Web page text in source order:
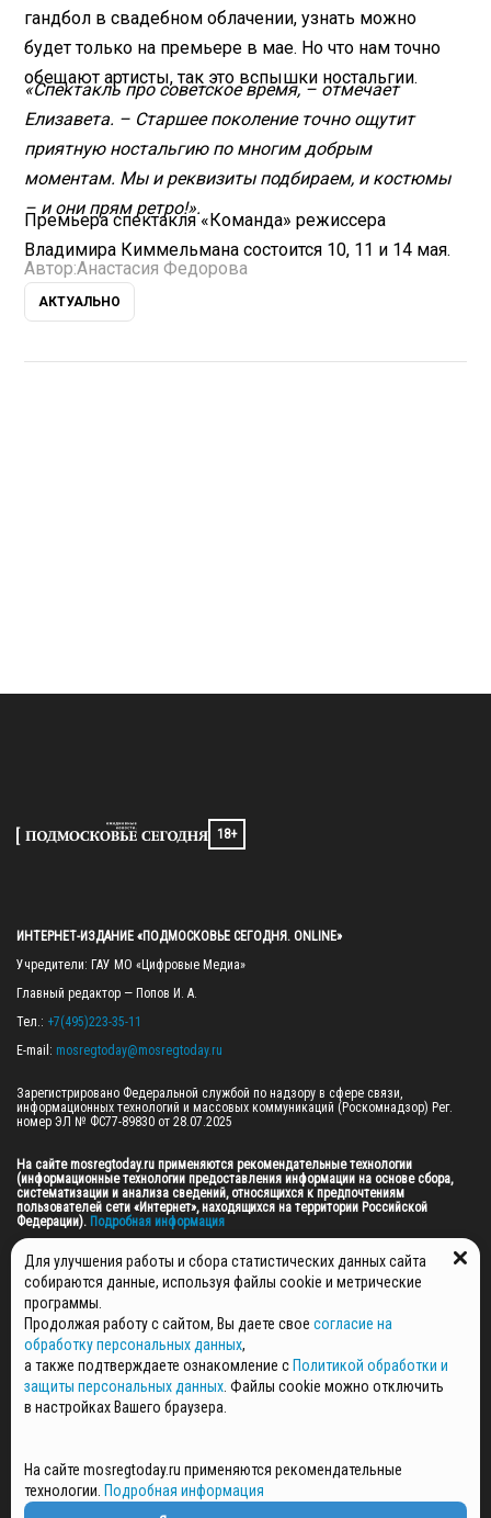
гандбол в свадебном облачении, узнать можно
будет только на премьере в мае. Но что нам точно
обещают артисты, так это вспышки ностальгии.
«Спектакль про советское время, – отмечает
Елизавета. – Старшее поколение точно ощутит
приятную ностальгию по многим добрым
моментам. Мы и реквизиты подбираем, и костюмы
– и они прям ретро!».
Премьера спектакля «Команда» режиссера
Владимира Киммельмана состоится 10, 11 и 14 мая.
Автор:Анастасия Федорова
АКТУАЛЬНО
18+
ИНТЕРНЕТ-ИЗДАНИЕ «ПОДМОСКОВЬЕ СЕГОДНЯ. ONLINE»
Учредители: ГАУ МО «Цифровые Медиа»
Главный редактор — Попов И. А.
Тел.: +7(495)223-35-11
E-mail: mosregtoday@mosregtoday.ru
Зарегистрировано Федеральной службой по надзору в сфере связи,
информационных технологий и массовых коммуникаций (Роскомнадзор) Рег.
номер ЭЛ № ФС77-89830 от 28.07.2025
На сайте mosregtoday.ru применяются рекомендательные технологии
(информационные технологии предоставления информации на основе сбора,
систематизации и анализа сведений, относящихся к предпочтениям
пользователей сети «Интернет», находящихся на территории Российской
Федерации). Подробная информация
© 2026 ПРАВА НА ВСЕ МАТЕРИАЛЫ САЙТА ПРИНАДЛЕЖАТ ГАУ МО "ЦИФРОВЫЕ
МЕДИА" (ОГРН: 1255000059467).
ПОЛИТИКА ОБРАБОТКИ И ЗАЩИТЫ ПЕРСОНАЛЬНЫХ ДАННЫХ
НОВОСТИ
ГАЗЕТЫ
РЕКЛАМОДАТЕЛЯМ
СПЕЦПРОЕКТЫ
СТАТЬИ
Для улучшения работы и сбора статистических данных сайта
собираются данные, используя файлы cookie и метрические
программы.
Продолжая работу с сайтом, Вы даете свое согласие на
обработку персональных данных,
а также подтверждаете ознакомление с Политикой обработки и
защиты персональных данных . Файлы cookie можно отключить
в настройках Вашего браузера.
На сайте mosregtoday.ru применяются рекомендательные
технологии. Подробная информация